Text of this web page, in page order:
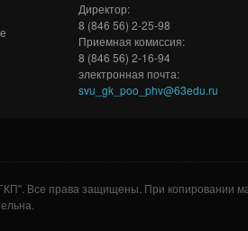
Директор:
8 (846 56) 2-25-98
Приемная комиссия:
8 (846 56) 2-16-94
электронная почта:
svu_gk_poo_phv@63edu.ru
Все права защищены. При копировании